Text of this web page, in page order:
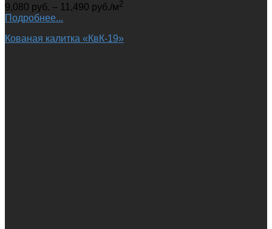
9,080 руб. – 11,490 руб./м2
Подробнее...
Кованая калитка «КвК-19»